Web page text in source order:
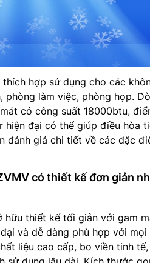
thích hợp sử dụng cho các
làm việc, phòng họp.
có công suất 18000btu,
hiện đại có thể giúp điều hòa
đánh giá chi tiết về các đặc
có thiết kế đơn giản
hữu thiết kế tối giản với gam
và dễ dàng phù hợp với mọi
liệu cao cấp, bo viền tinh